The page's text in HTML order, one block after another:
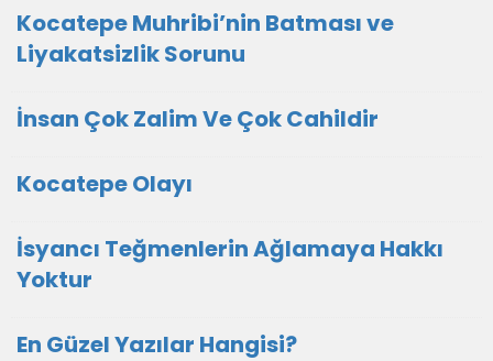
Kocatepe Muhribi’nin Batması ve
Liyakatsizlik Sorunu
İnsan Çok Zalim Ve Çok Cahildir
Kocatepe Olayı
İsyancı Teğmenlerin Ağlamaya Hakkı
Yoktur
En Güzel Yazılar Hangisi?